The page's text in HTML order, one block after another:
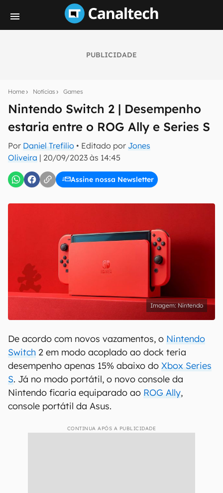
PUBLICIDADE
Home Notícias Games
Nintendo Switch 2 | Desempenho
estaria entre o ROG Ally e Series S
Por Daniel Trefilio • Editado por Jones
Oliveira | 20/09/2023 às 14:45
Assine nossa Newsletter
notícias e reviews sobre tecnologia em primeira
mão.
E-mail
Nintendo
De acordo com novos vazamentos, o Nintendo
Switch 2 em modo acoplado ao dock teria
desempenho apenas 15% abaixo do Xbox Series
S. Já no modo portátil, o novo console da
Nintendo ficaria equiparado ao ROG Ally,
console portátil da Asus.
CONTINUA APÓS A PUBLICIDADE